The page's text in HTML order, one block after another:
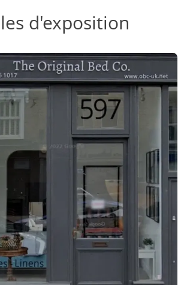
d'exposition